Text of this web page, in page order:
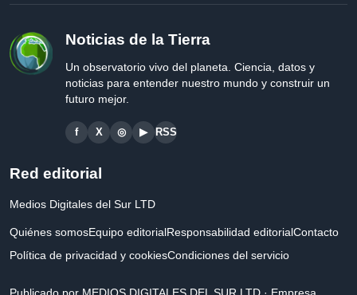
Noticias de la Tierra
Un observatorio vivo del planeta. Ciencia, datos y
noticias para entender nuestro mundo y construir un
futuro mejor.
f X ◎ ▶ RSS
Red editorial
Medios Digitales del Sur LTD
Quiénes somosEquipo editorialResponsabilidad editorialContacto
Política de privacidad y cookiesCondiciones del servicio